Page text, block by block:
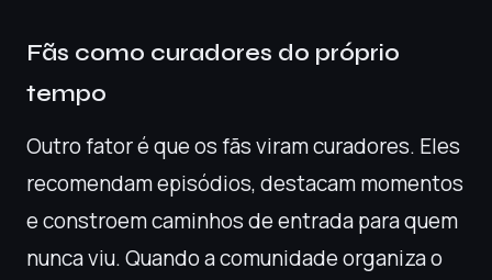
Fãs como curadores do próprio
tempo
Outro fator é que os fãs viram curadores. Eles
recomendam episódios, destacam momentos
e constroem caminhos de entrada para quem
nunca viu. Quando a comunidade organiza o